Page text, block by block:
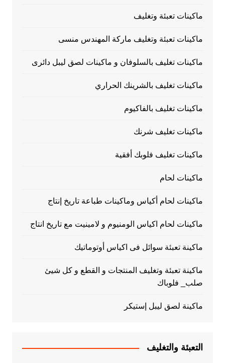
ماكينات تعبئة وتغليف
ماكينات تعبئة وتغليف ماركة المهندس منسى
ماكينات تغليف بالسلوفان و ماكينات لصق ليبل دائرى
ماكينات تغليف بالشرينك الحراري
ماكينات تغليف بالفاكيوم
ماكينات تغليف شرنك
ماكينات تغليف فلوبك أفقية
ماكينات لحام
ماكينات لحام أكياس وماكينات طباعة تاريخ إنتاج
ماكينات لحام اكياس الومنيوم و لامينيت مع تاريخ انتاج
ماكينة تعبئة سوائل فى اكياس أوتوماتيك
ماكينة تعبئة وتغليف المنتجات و القطع و كل شيئ
صلب_ فلوباك
ماكينة لصق ليبل إستيكر
التعبئة والتغليف